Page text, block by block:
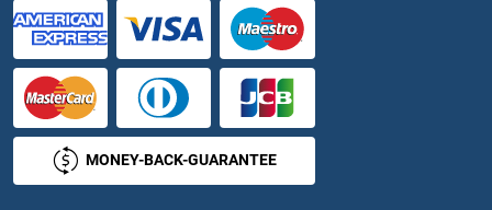
LY9 Kits ELISA
LY96 Kits ELISA
LYL1 Kits ELISA
MONEY-BACK-GUARANTEE